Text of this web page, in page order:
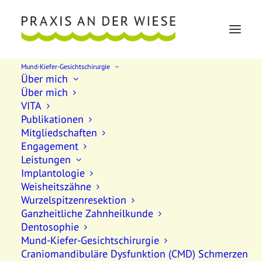
Mund-Kiefer-Gesichtschirurgie
Über mich
Über mich
VITA
Publikationen
Mitgliedschaften
Engagement
Leistungen
Implantologie
Weisheitszähne
Wurzelspitzenresektion
Ganzheitliche Zahnheilkunde
Dentosophie
Mund-Kiefer-Gesichtschirurgie
Craniomandibuläre Dysfunktion (CMD) Schmerzen
PD Dr. Dr. Katja Schwenzer-Zimmerer & Dr.
Stephan Zimmerer
Fachärzte für Mund-Kiefer-Gesichtschirurgie,
plastisch-ästhetische Operationen, Oralchirurgie
und Neurochirurgie
Schwerpunkt Neuraltherapie PartGmbB